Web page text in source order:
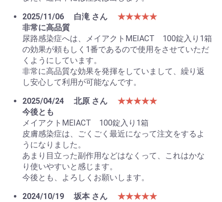
お買い物を続ける カートへ進む
2025/11/06
白滝 さん
★★★★★
非常に高品質
尿路感染症へは、メイアクトMEIACT 100錠入り1箱
の効果が頼もしく1番であるので使用をさせていただ
くようにしています。
非常に高品質な効果を発揮をしていまして、繰り返
し安心して利用が可能なんです。
2025/04/24
北原 さん
★★★★★
今後とも
メイアクトMEIACT 100錠入り1箱
皮膚感染症は、ごくごく最近になって注文をするよ
うになりました。
あまり目立った副作用などはなくって、これはかな
り使いやすいと感じます。
今後とも、よろしくお願いします。
2024/10/19
坂本 さん
★★★★★